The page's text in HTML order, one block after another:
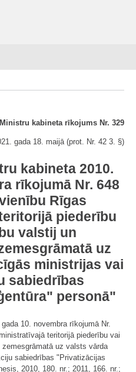
Ministru kabineta rīkojums Nr. 329
gada 18. maijā (prot. Nr. 42 3. §)
kabineta 2010.
rīkojumā Nr. 648
Rīgas
piederību
valstij un
uz
ministrijas vai
sabiedrības
personā"
10. novembra rīkojumā Nr.
teritorijā piederību vai
uz valsts vārda
sabiedrības "Privatizācijas
2010, 180. nr.; 2011, 166. nr.;